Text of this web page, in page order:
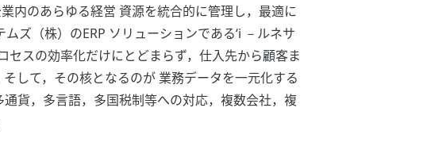
内のあらゆる経営 資源を統合的に管理し，最適に
ズ（株）のERP ソリューションである‘i －ルネサ
セスの効率化だけにとどまらず，仕入先から顧客ま
して，その核となるのが 業務データを一元化する
貨，多言語，多国税制等への対応，複数会社，複